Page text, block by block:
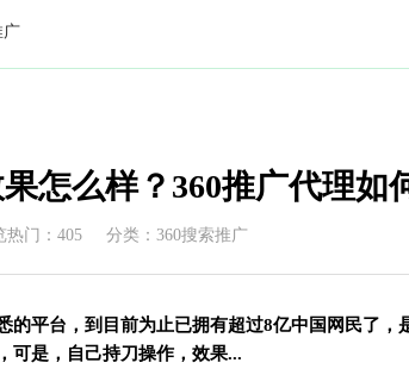
广
怎么样？360推广代理如
热门：405 分类：360搜索推广
的平台，到目前为止已拥有超过8亿中国网民了
可是，自己持刀操作，效果...